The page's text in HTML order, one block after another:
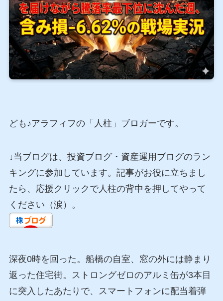
ども♪アラフィフの「人柱」ブロガーです。
↓当ブログは、投資ブログ・資産運用ブログのラン
キングに参加しています。記事がお役に立ちまし
たら、応援クリックで人柱の背中を押してやって
ください（涙）。
深夜0時を回った。船橋の自室、窓の外には静まり
返った住宅街。ストロングゼロのアルミ缶が3本目
に突入したあたりで、スマートフォンに配当着弾